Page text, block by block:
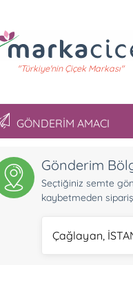
"Türkiye'nin Çiçek Markası"
GÖNDERİM AMACI
Gönderim
Seçtiğiniz semte
kaybetmeden
Çağlayan,